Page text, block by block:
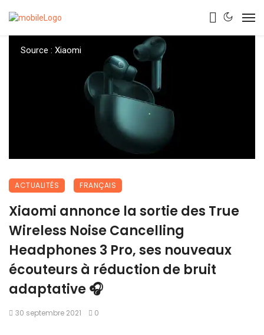
Source : Xiaomi
ACTUALITÉS FRANÇAIS
Xiaomi annonce la sortie des True
Wireless Noise Cancelling
Headphones 3 Pro, ses nouveaux
écouteurs à réduction de bruit
adaptative 🎧
30 septembre 2021 0